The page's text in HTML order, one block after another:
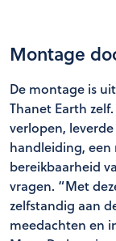
Montage
De montage is
Thanet Earth
verlopen,
handleiding,
bereikbaarheid
vragen. “Met
zelfstandig aan
meedachten en